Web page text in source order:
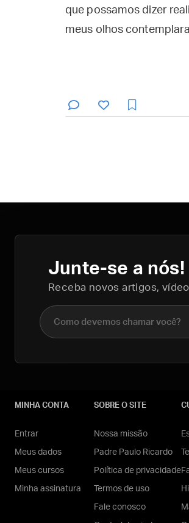
que possamos dizer
meus olhos
Junte-se a nós!
Receba novos artigos,
Nome completo
MINHA CONTA
Entrar
Meus dados
Meus cursos
Minha assinatura
SOBRE O SITE
Nossa missão
Padre Paulo Ricardo
Política de privacidade
Termos de uso
Fale conosco